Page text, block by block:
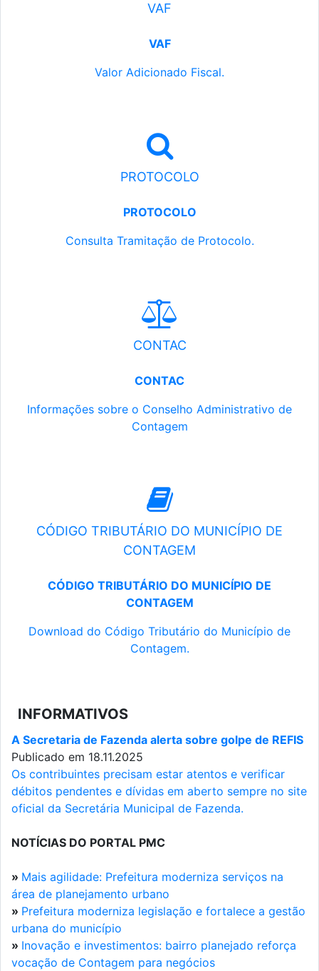
VAF
VAF
Valor Adicionado Fiscal.
PROTOCOLO
PROTOCOLO
Consulta Tramitação de Protocolo.
CONTAC
CONTAC
Informações sobre o Conselho Administrativo de
Contagem
CÓDIGO TRIBUTÁRIO DO MUNICÍPIO DE
CONTAGEM
CÓDIGO TRIBUTÁRIO DO MUNICÍPIO DE
CONTAGEM
Download do Código Tributário do Município de
Contagem.
INFORMATIVOS
A Secretaria de Fazenda alerta sobre golpe de REFIS
Publicado em 18.11.2025
Os contribuintes precisam estar atentos e verificar
débitos pendentes e dívidas em aberto sempre no site
oficial da Secretária Municipal de Fazenda.
NOTÍCIAS DO PORTAL PMC
» Mais agilidade: Prefeitura moderniza serviços na
área de planejamento urbano
» Prefeitura moderniza legislação e fortalece a gestão
urbana do município
» Inovação e investimentos: bairro planejado reforça
vocação de Contagem para negócios